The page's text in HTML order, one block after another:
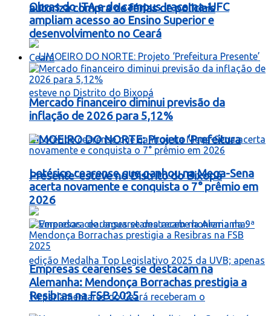
autoriza compra de férias de policiais
LIMOEIRO DO NORTE: Projeto ‘Prefeitura
Presente’ esteve no Distrito do Bixopá
Obras do ITA e do campus Iracema-UFC
ampliam acesso ao Ensino Superior e
desenvolvimento no Ceará
Ceará
Mercado financeiro diminui previsão da
inflação de 2026 para 5,12%
Lotérico cearense que ganhou na Mega-Sena
acerta novamente e conquista o 7° prêmio em
2026
Empresas cearenses se destacam na
Alemanha: Mendonça Borrachas prestigia a
Resibras na FSB 2025